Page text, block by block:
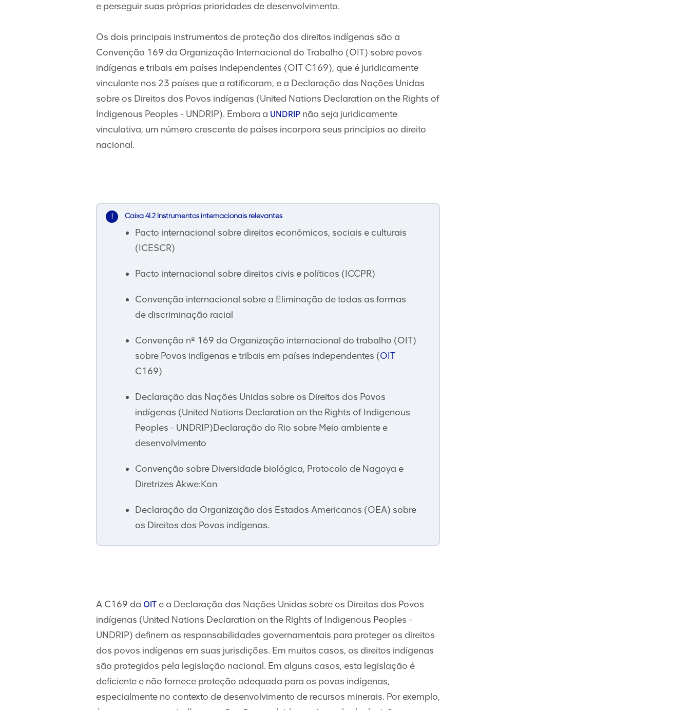
e perseguir suas próprias prioridades de desenvolvimento.
Os dois principais instrumentos de proteção dos direitos indígenas são a
Convenção 169 da Organização Internacional do Trabalho (OIT) sobre povos
indígenas e tribais em países independentes (OIT C169), que é juridicamente
vinculante nos 23 países que a ratificaram, e a Declaração das Nações Unidas
sobre os Direitos dos Povos indígenas (United Nations Declaration on the Rights of
Indigenous Peoples - UNDRIP). Embora a UNDRIP não seja juridicamente
vinculativa, um número crescente de países incorpora seus princípios ao direito
nacional.
Caixa 4I.2 Instrumentos internacionais relevantes
Pacto internacional sobre direitos econômicos, sociais e culturais
(ICESCR)
Pacto internacional sobre direitos civis e políticos (ICCPR)
Convenção internacional sobre a Eliminação de todas as formas
de discriminação racial
Convenção nº 169 da Organização internacional do trabalho (OIT)
sobre Povos indígenas e tribais em países independentes (OIT
C169)
Declaração das Nações Unidas sobre os Direitos dos Povos
indígenas (United Nations Declaration on the Rights of Indigenous
Peoples - UNDRIP)Declaração do Rio sobre Meio ambiente e
desenvolvimento
Convenção sobre Diversidade biológica, Protocolo de Nagoya e
Diretrizes Akwe:Kon
Declaração da Organização dos Estados Americanos (OEA) sobre
os Direitos dos Povos indígenas.
A C169 da OIT e a Declaração das Nações Unidas sobre os Direitos dos Povos
indígenas (United Nations Declaration on the Rights of Indigenous Peoples -
UNDRIP) definem as responsabilidades governamentais para proteger os direitos
dos povos indígenas em suas jurisdições. Em muitos casos, os direitos indígenas
são protegidos pela legislação nacional. Em alguns casos, esta legislação é
deficiente e não fornece proteção adequada para os povos indígenas,
especialmente no contexto de desenvolvimento de recursos minerais. Por exemplo,